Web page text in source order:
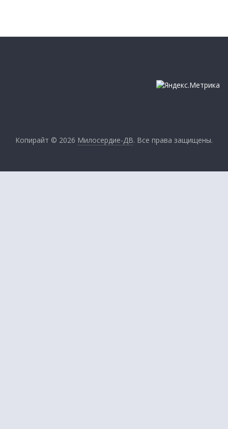
Копирайт © 2026 Милосердие-ДВ. Все права защищены.